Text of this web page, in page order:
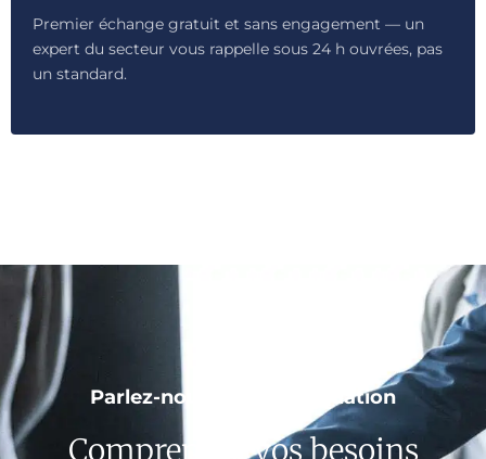
Premier échange gratuit et sans engagement — un
expert du secteur vous rappelle sous 24 h ouvrées, pas
un standard.
Parlez-nous de votre situation
Comprendre vos besoins